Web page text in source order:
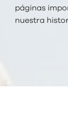
páginas
nuestra